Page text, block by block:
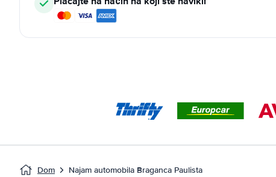
Dom Najam automobila Braganca Paulista